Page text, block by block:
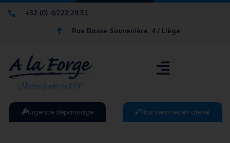
+32 (0) 4/222.29.51
Rue Basse Sauvenière, 4 / Liège
Urgence dépannage Nos services en atelier